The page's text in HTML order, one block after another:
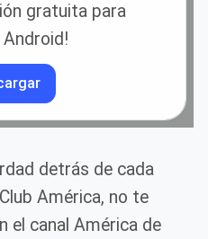
gratuita para
Android!
detrás de cada
América, no te
el canal América de